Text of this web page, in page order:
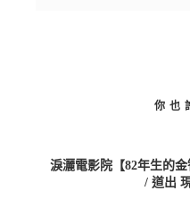
你也
淚灑電影院【82年生的
/ 道出